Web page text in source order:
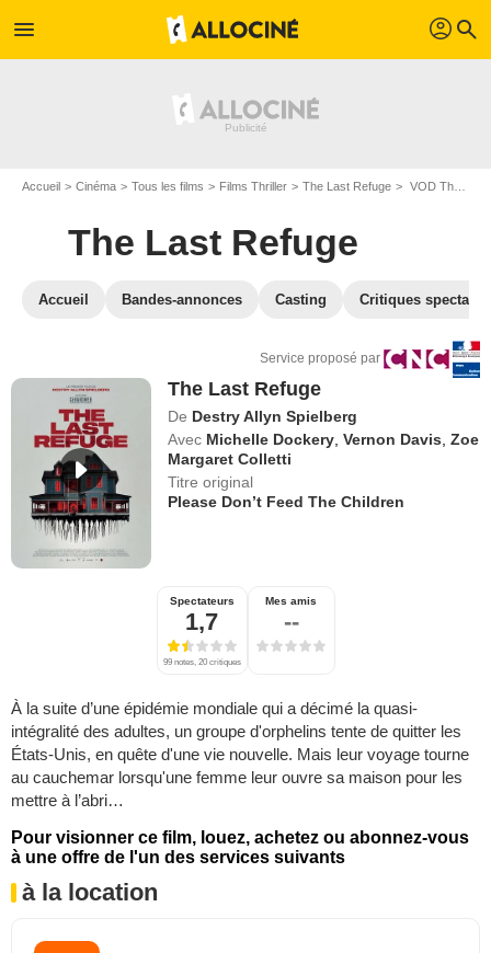
menu profil search
Accueil Cinéma Tous les films Films Thriller The Last Refuge VOD The Last Refuge
The Last Refuge
Accueil Bandes-annonces Casting Critiques
Service proposé par
The Last Refuge
De Destry Allyn Spielberg
Avec Michelle Dockery ,Vernon Davis ,Zoe
Margaret Colletti
Titre original
Please Don’t Feed The Children
Spectateurs
1,7
99 notes, 20 critiques
Mes amis
--
À la suite d’une épidémie mondiale qui a décimé la quasi-
intégralité des adultes, un groupe d'orphelins tente de quitter les
États-Unis, en quête d'une vie nouvelle. Mais leur voyage tourne
au cauchemar lorsqu'une femme leur ouvre sa maison pour les
mettre à l’abri…
Pour visionner ce film, louez, achetez ou abonnez-vous
à une offre de l'un des services suivants
à la location